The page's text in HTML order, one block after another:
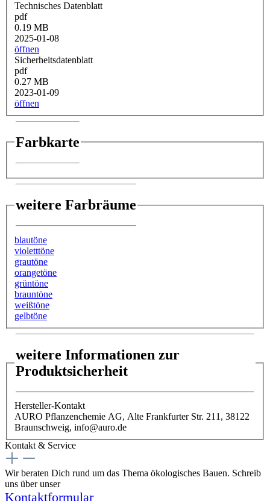
Technisches Datenblatt
pdf
0.19 MB
2025-01-08
öffnen
Sicherheitsdatenblatt
pdf
0.27 MB
2023-01-09
öffnen
Farbkarte
weitere Farbräume
blautöne
violetttöne
grautöne
orangetöne
grüntöne
brauntöne
weißtöne
gelbtöne
weitere Informationen zur
Produktsicherheit
Hersteller-Kontakt
AURO Pflanzenchemie AG, Alte Frankfurter Str. 211, 38122
Braunschweig, info@auro.de
Kontakt & Service
Wir beraten Dich rund um das Thema ökologisches Bauen. Schreib
uns über unser
Kontaktformular